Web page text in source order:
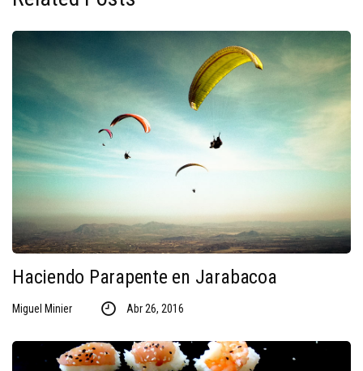
Haciendo Parapente en Jarabacoa
Miguel Minier Abr 26, 2016